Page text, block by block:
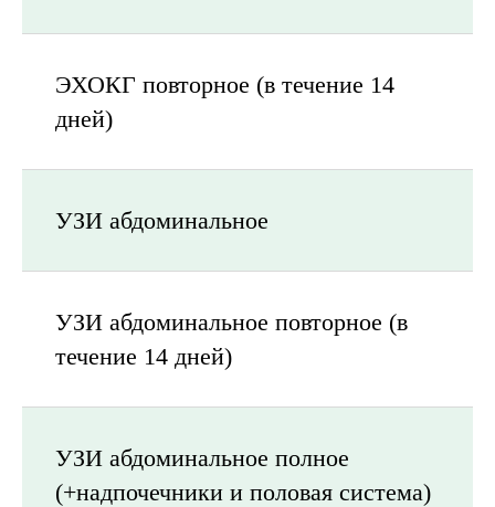
ЭХОКГ повторное (в течение 14
дней)
УЗИ абдоминальное
УЗИ абдоминальное повторное (в
течение 14 дней)
УЗИ абдоминальное полное
(+надпочечники и половая система)